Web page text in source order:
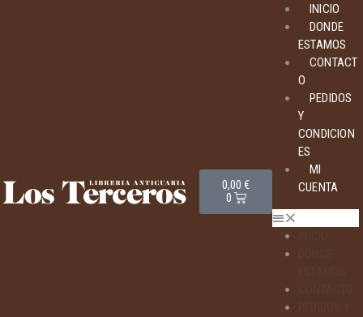
0,00€
0
INICIO
DONDE
ESTAMOS
CONTACT
O
PEDIDOS
Y
CONDICION
ES
MI
CUENTA